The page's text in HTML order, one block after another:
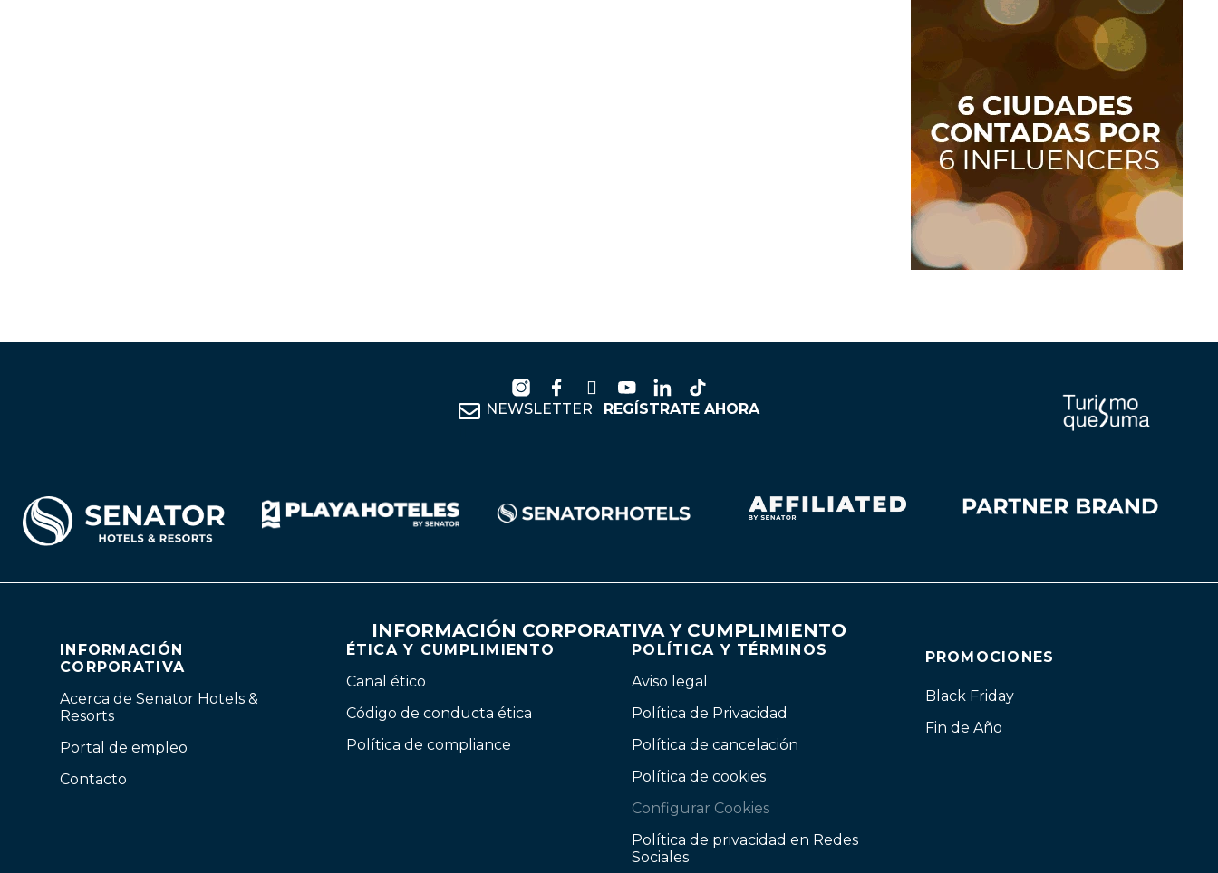
NEWSLETTER REGÍSTRATE AHORA
INFORMACIÓN CORPORATIVA Y CUMPLIMIENTO
INFORMACIÓN
CORPORATIVA
Acerca de Senator Hotels &
Resorts
Portal de empleo
Contacto
ÉTICA Y CUMPLIMIENTO
Canal ético
Código de conducta ética
Política de compliance
POLÍTICA Y TÉRMINOS
Aviso legal
Política de Privacidad
Política de cancelación
Política de cookies
Configurar Cookies
Política de privacidad en Redes
Sociales
PROMOCIONES
Black Friday
Fin de Año